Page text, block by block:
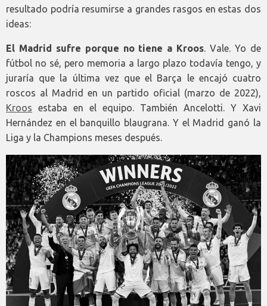
resultado podría resumirse a grandes rasgos en estas dos
ideas:
El Madrid sufre porque no tiene a Kroos. Vale. Yo de
fútbol no sé, pero memoria a largo plazo todavía tengo, y
juraría que la última vez que el Barça le encajó cuatro
roscos al Madrid en un partido oficial (marzo de 2022),
Kroos estaba en el equipo. También Ancelotti. Y Xavi
Hernández en el banquillo blaugrana. Y el Madrid ganó la
Liga y la Champions meses después.